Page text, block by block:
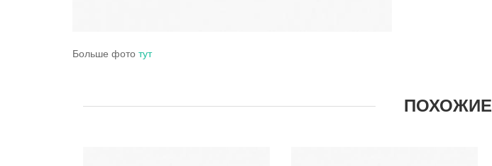
Больше фото тут